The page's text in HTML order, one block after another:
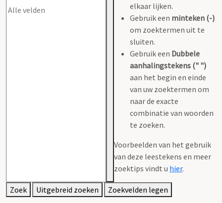
elkaar lijken.
Gebruik een minteken (-)
om zoektermen uit te
sluiten.
Gebruik een Dubbele
aanhalingstekens (" ")
aan het begin en einde
van uw zoektermen om
naar de exacte
combinatie van woorden
te zoeken.
Voorbeelden van het gebruik
van deze leestekens en meer
zoektips vindt u hier.
Zoek Uitgebreid zoeken Zoekvelden legen